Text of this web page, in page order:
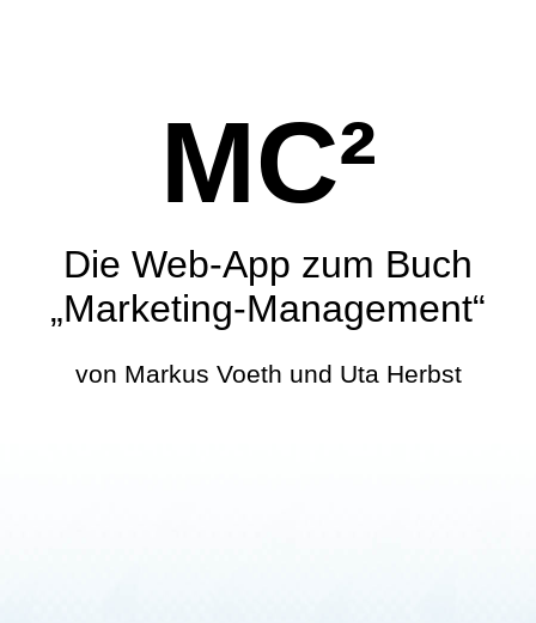
MC²
Die Web-App zum Buch
„Marketing-Management“
von Markus Voeth und Uta Herbst